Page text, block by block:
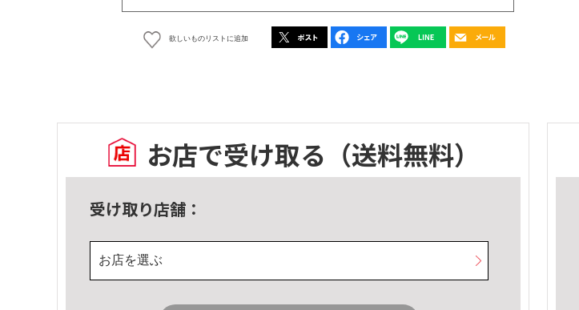
欲しいものリストに追加
お店で受け取る （送料無料）
受け取り店舗：
お店を選ぶ